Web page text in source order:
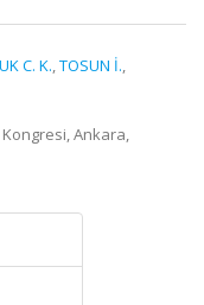
C. K.,TOSUN İ.,
Ankara,